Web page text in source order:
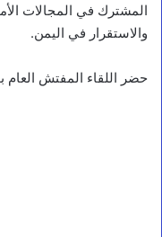
المشترك في المجالات
والاستقرار في اليمن.
حضر اللقاء المفتش العام